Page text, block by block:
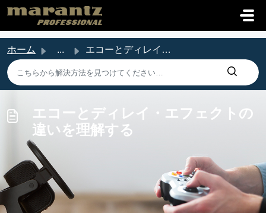
メインコンテンツに移動
ホーム ... エコーとディレイ・エフェクトの違いを理解する
エコーとディレイ・エフェクトの
違いを理解する